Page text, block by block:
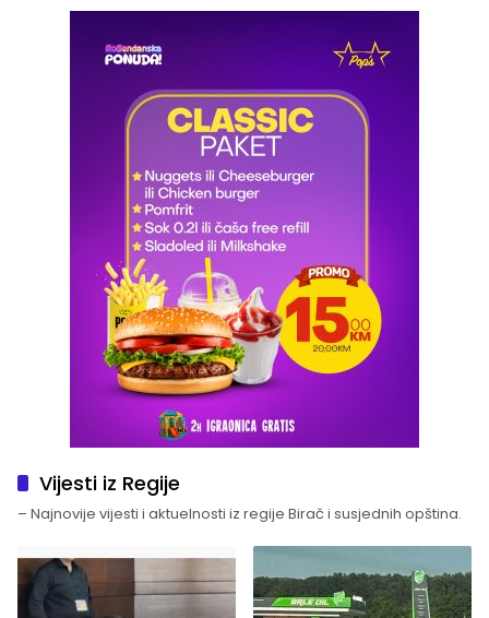
Vijesti iz Regije
– Najnovije vijesti i aktuelnosti iz regije Birač i susjednih opština.